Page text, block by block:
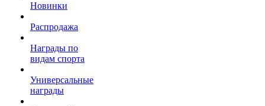
Новинки
Распродажа
Награды по
видам спорта
Универсальные
награды